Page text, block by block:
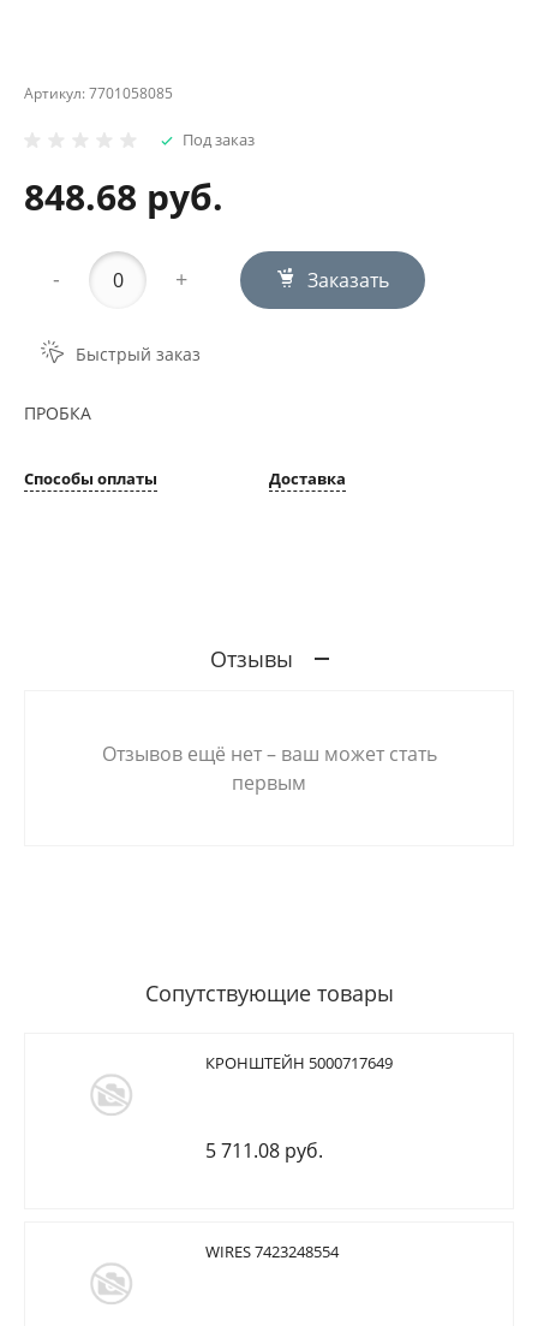
Артикул:7701058085
Под заказ
848.68 руб.
- + Заказать
Быстрый заказ
ПРОБКА
Способы оплаты Доставка
Отзывы
Отзывов ещё нет – ваш может стать
первым
Сопутствующие товары
КРОНШТЕЙН 5000717649
5 711.08 руб.
WIRES 7423248554